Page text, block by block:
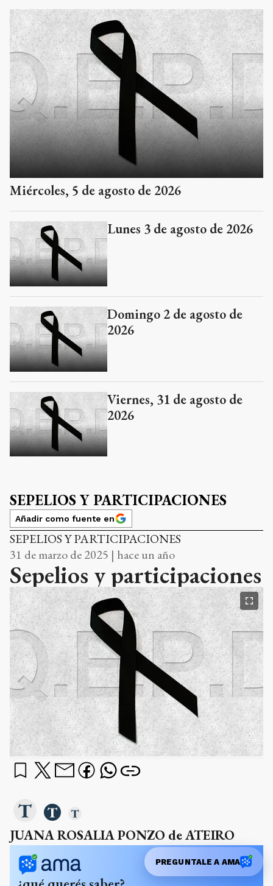
Miércoles, 5 de agosto de 2026
Lunes 3 de agosto de 2026
Domingo 2 de agosto de
2026
Viernes, 31 de agosto de
2026
SEPELIOS Y PARTICIPACIONES
Añadir como fuente en
SEPELIOS Y PARTICIPACIONES
31 de marzo de 2025 | hace un año
Sepelios y participaciones
JUANA ROSALIA PONZO de ATEIRO
PREGUNTALE A AMA